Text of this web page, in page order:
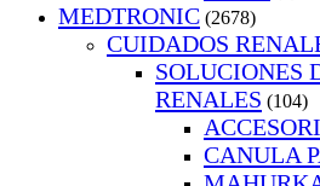
MEDTRONIC (2678)
CUIDADOS
SOLUCIONES
RENALES (104)
CANULA